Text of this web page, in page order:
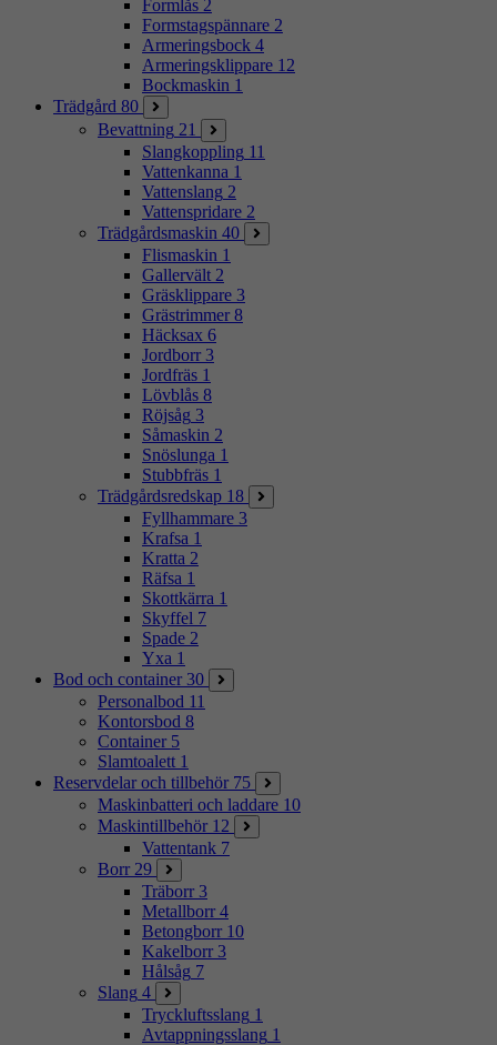
Formlås 2
Formstagspännare 2
Armeringsbock 4
Armeringsklippare 12
Bockmaskin 1
Trädgård 80
Bevattning 21
Slangkoppling 11
Vattenkanna 1
Vattenslang 2
Vattenspridare 2
Trädgårdsmaskin 40
Flismaskin 1
Gallervält 2
Gräsklippare 3
Grästrimmer 8
Häcksax 6
Jordborr 3
Jordfräs 1
Lövblås 8
Röjsåg 3
Såmaskin 2
Snöslunga 1
Stubbfräs 1
Trädgårdsredskap 18
Fyllhammare 3
Krafsa 1
Kratta 2
Räfsa 1
Skottkärra 1
Skyffel 7
Spade 2
Yxa 1
Bod och container 30
Personalbod 11
Kontorsbod 8
Container 5
Slamtoalett 1
Reservdelar och tillbehör 75
Maskinbatteri och laddare 10
Maskintillbehör 12
Vattentank 7
Borr 29
Träborr 3
Metallborr 4
Betongborr 10
Kakelborr 3
Hålsåg 7
Slang 4
Tryckluftsslang 1
Avtappningsslang 1